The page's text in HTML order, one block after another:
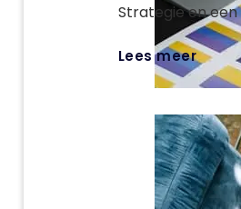
Strategie en
sleutels zijn
Lees meer